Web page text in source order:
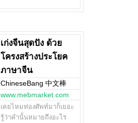
เก่งจีนสุดปัง ด้วย
โครงสร้างประโยค
ภาษาจีน
ChineseBang 中文棒
www.mebmarket.com
เคยไหมท่องศัพท์มาก็เยอะ
รู้ว่าคำนั้นหมายถึงอะไร